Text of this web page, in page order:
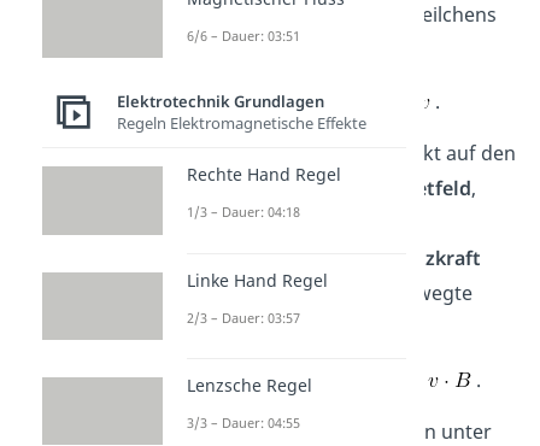
Geschwindigkeit
eines Teilchens
im Leiter. Daraus folgt
.
wirkt auf den
gesamten Leiter im
Magnetfeld,
also auf alle
Lorentzkraft
wirkt auf jede einzelne bewegte
Ladung. Deshalb folgt
.
Bewegen sich die Ladungen unter
6/6 – Dauer: 03:51
Elektrotechnik Grundlagen
Regeln Elektromagnetische Effekte
Rechte Hand Regel
1/3 – Dauer: 04:18
Linke Hand Regel
2/3 – Dauer: 03:57
Lenzsche Regel
3/3 – Dauer: 04:55